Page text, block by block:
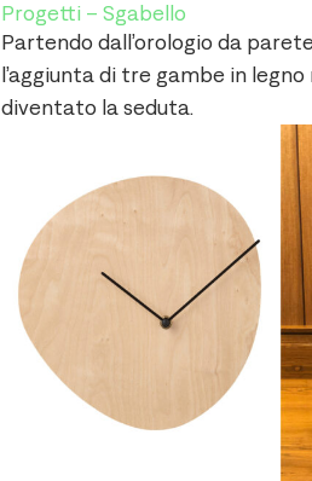
Progetti – Sgabello
Partendo dall’orologio da
l’aggiunta di tre gambe in
diventato la seduta.